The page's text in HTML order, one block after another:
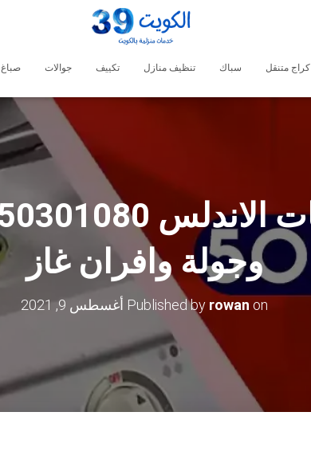
كراج متنقل سباك تنظيف منازل تكييف جوالات صباغ
وجولة وافران غاز
Published by rowan on أغسطس 9, 2021